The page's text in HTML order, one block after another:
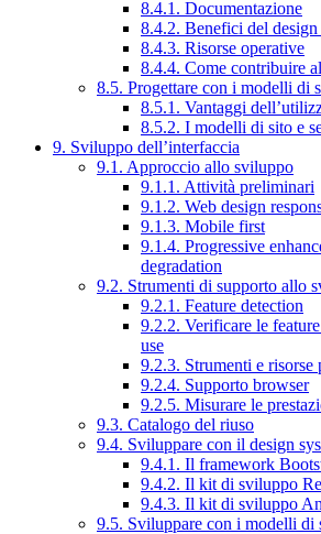
8.4.1. Documentazione
8.4.2. Benefici del design
8.4.3. Risorse operative
8.4.4. Come contribuire
8.5. Progettare con i modelli di
8.5.1. Vantaggi
8.5.2. I modelli di sito e
9. Sviluppo dell’interfaccia
9.1. Approccio allo sviluppo
9.1.1. Attività preliminari
9.1.2. Web design
9.1.3. Mobile first
9.1.4. Progressive
degradation
9.2. Strumenti di supporto allo
9.2.1. Feature detection
9.2.2. Verificare le
use
9.2.3. Strumenti e risorse
9.2.4. Supporto browser
9.2.5. Misurare le
9.3. Catalogo del riuso
9.4. Sviluppare con il design
9.4.1. Il framework
9.4.2. Il kit di sviluppo
9.4.3. Il kit di sviluppo
9.5. Sviluppare con i modelli di